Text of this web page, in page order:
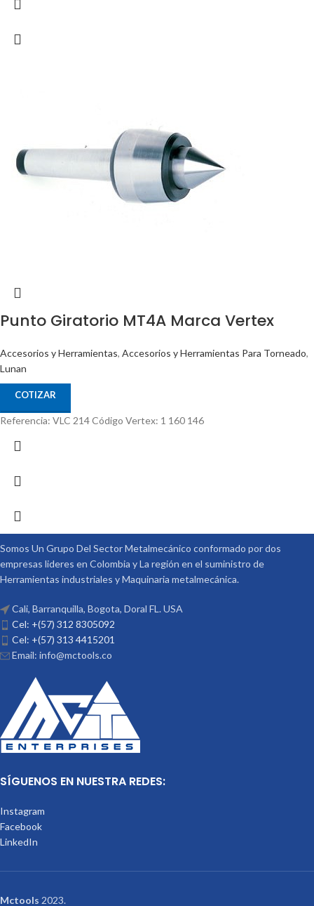
Punto Giratorio MT4A Marca Vertex
Accesorios y Herramientas, Accesorios y Herramientas Para Torneado,
Lunan
COTIZAR
Referencia: VLC 214 Código Vertex: 1 160 146
Somos Un Grupo Del Sector Metalmecánico conformado por dos
empresas lideres en Colombia y La región en el suministro de
Herramientas industriales y Maquinaria metalmecánica.
Cali, Barranquilla, Bogota, Doral FL. USA
Cel: +(57) 312 8305092
Cel: +(57) 313 4415201
Email: info@mctools.co
SÍGUENOS EN NUESTRA REDES:
Instagram
Facebook
LinkedIn
Mctools 2023.